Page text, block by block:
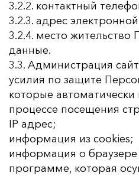
3.2.2. контактный
3.2.3. адрес
3.2.4. место жительство
данные.
3.3. Администрация
усилия по защите
которые
процессе посещения
IP адрес;
информация из cookies;
информация о
программе, которая